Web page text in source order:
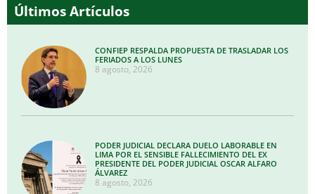
Últimos Artículos
CONFIEP RESPALDA PROPUESTA DE TRASLADAR LOS
FERIADOS A LOS LUNES
8 agosto, 2026
PODER JUDICIAL DECLARA DUELO LABORABLE EN
LIMA POR EL SENSIBLE FALLECIMIENTO DEL EX
PRESIDENTE DEL PODER JUDICIAL OSCAR ALFARO
ÁLVAREZ
8 agosto, 2026